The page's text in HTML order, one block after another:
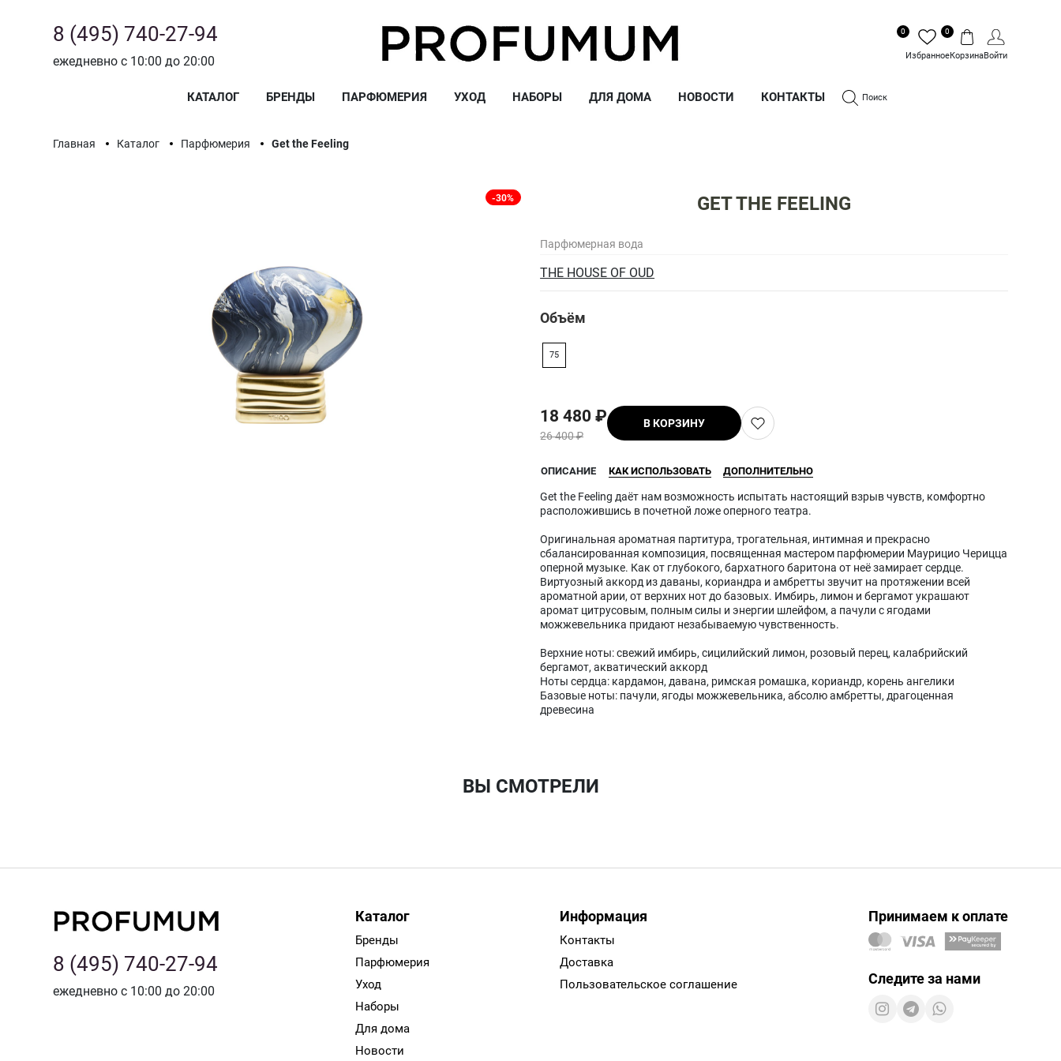
8 (495) 740-27-94
ежедневно с 10:00 до 20:00 Избранное
0
Корзина
0
Войти
КАТАЛОГ БРЕНДЫ ПАРФЮМЕРИЯ УХОД НАБОРЫ ДЛЯ ДОМА НОВОСТИ КОНТАКТЫ Поиск
Главная Каталог Парфюмерия Get the Feeling
-30% GET THE FEELING
Парфюмерная вода
THE HOUSE OF OUD
Объём
75
26 400 ₽
18 480 ₽ В КОРЗИНУ
ОПИСАНИЕ КАК ИСПОЛЬЗОВАТЬ ДОПОЛНИТЕЛЬНО
Get the Feeling даёт нам возможность испытать настоящий взрыв чувств, комфортно
расположившись в почетной ложе оперного театра.
Оригинальная ароматная партитура, трогательная, интимная и прекрасно
сбалансированная композиция, посвященная мастером парфюмерии Маурицио Черицца
оперной музыке. Как от глубокого, бархатного баритона от неё замирает сердце.
Виртуозный аккорд из даваны, кориандра и амбретты звучит на протяжении всей
ароматной арии, от верхних нот до базовых. Имбирь, лимон и бергамот украшают
аромат цитрусовым, полным силы и энергии шлейфом, а пачули с ягодами
можжевельника придают незабываемую чувственность.
Верхние ноты: свежий имбирь, сицилийский лимон, розовый перец, калабрийский
бергамот, акватический аккорд
Ноты сердца: кардамон, давана, римская ромашка, кориандр, корень ангелики
Базовые ноты: пачули, ягоды можжевельника, абсолю амбретты, драгоценная
древесина
ВЫ СМОТРЕЛИ
8 (495) 740-27-94
ежедневно с 10:00 до 20:00
Каталог
Бренды
Парфюмерия
Уход
Наборы
Для дома
Новости
Информация
Контакты
Доставка
Пользовательское соглашение
Принимаем к оплате
Следите за нами